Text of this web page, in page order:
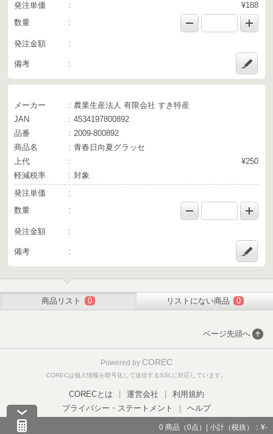
発注単価
¥188
数量
発注金額
備考
メーカー
農業生産法人 有限会社 すき特産
JAN
4534197800892
品番
2009-800892
商品名
青春日向夏グラッセ
上代
¥250
軽減税率
対象
発注単価
数量
発注金額
備考
商品リスト 0 リストにない商品 0
0 商品（0点）|小計（税抜）：¥-
ページ先頭へ
Powered by COREC
CORECは個人情報を暗号化して送信するSSLに対応しています。
CORECとは 運営会社
利用規約
プライバシー・ステートメント
ヘルプ